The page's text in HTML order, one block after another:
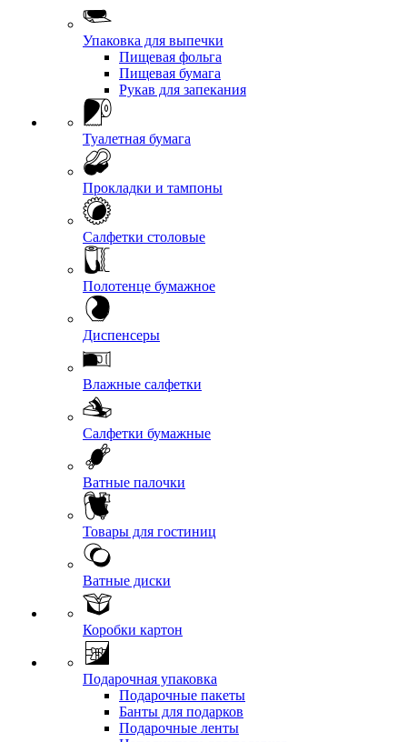
Упаковка для выпечки
Пищевая фольга
Пищевая бумага
Рукав для запекания
Туалетная бумага
Прокладки и тампоны
Салфетки столовые
Полотенце бумажное
Диспенсеры
Влажные салфетки
Салфетки бумажные
Ватные палочки
Товары для гостиниц
Ватные диски
Коробки картон
Подарочная упаковка
Подарочные пакеты
Банты для подарков
Подарочные ленты